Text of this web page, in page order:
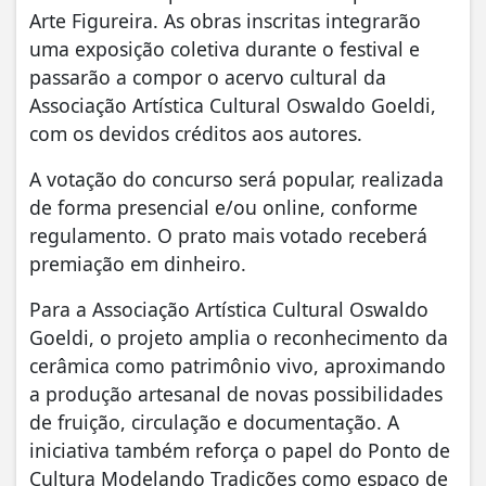
Arte Figureira. As obras inscritas integrarão
uma exposição coletiva durante o festival e
passarão a compor o acervo cultural da
Associação Artística Cultural Oswaldo Goeldi,
com os devidos créditos aos autores.
A votação do concurso será popular, realizada
de forma presencial e/ou online, conforme
regulamento. O prato mais votado receberá
premiação em dinheiro.
Para a Associação Artística Cultural Oswaldo
Goeldi, o projeto amplia o reconhecimento da
cerâmica como patrimônio vivo, aproximando
a produção artesanal de novas possibilidades
de fruição, circulação e documentação. A
iniciativa também reforça o papel do Ponto de
Cultura Modelando Tradições como espaço de